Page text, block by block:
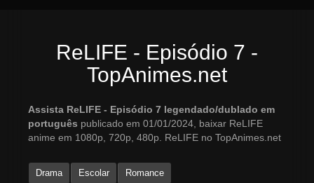
ReLIFE - Episódio 7 -
TopAnimes.net
Assista ReLIFE - Episódio 7 legendado/dublado em
português publicado em 01/01/2024, baixar ReLIFE
anime em 1080p, 720p, 480p. ReLIFE no TopAnimes.net
Drama Escolar Romance